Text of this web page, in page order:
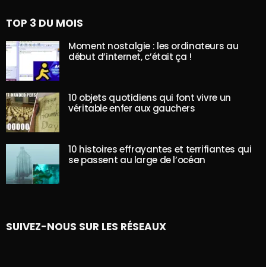
TOP 3 DU MOIS
Moment nostalgie : les ordinateurs au
début d’internet, c’était ça !
10 objets quotidiens qui font vivre un
véritable enfer aux gauchers
10 histoires effrayantes et terrifiantes qui
se passent au large de l’océan
SUIVEZ-NOUS SUR LES RÉSEAUX